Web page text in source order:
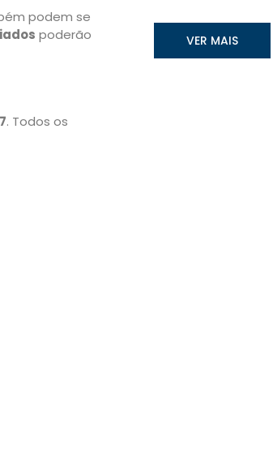
podem se
poderão
. Todos os
VER MAIS